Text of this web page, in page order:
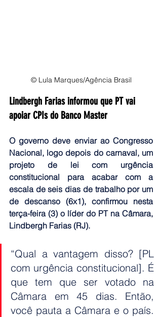
© Lula Marques/Agência Brasil
Lindbergh Farias informou que PT vai
apoiar CPIs do Banco Master
O governo deve enviar ao Congresso
Nacional, logo depois do carnaval, um
projeto de lei com urgência
constitucional para acabar com a
escala de seis dias de trabalho por um
de descanso (6x1), confirmou nesta
terça-feira (3) o líder do PT na Câmara,
Lindbergh Farias (RJ).
“Qual a vantagem disso? [PL
com urgência constitucional]. É
que tem que ser votado na
Câmara em 45 dias. Então,
você pauta a Câmara e o país.